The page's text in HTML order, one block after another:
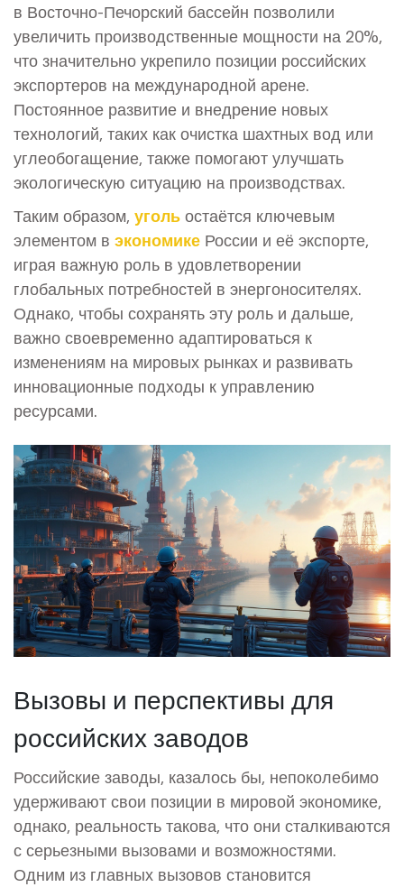
в Восточно-Печорский бассейн позволили
увеличить производственные мощности на 20%,
что значительно укрепило позиции российских
экспортеров на международной арене.
Постоянное развитие и внедрение новых
технологий, таких как очистка шахтных вод или
углеобогащение, также помогают улучшать
экологическую ситуацию на производствах.
Таким образом, уголь остаётся ключевым
элементом в экономике России и её экспорте,
играя важную роль в удовлетворении
глобальных потребностей в энергоносителях.
Однако, чтобы сохранять эту роль и дальше,
важно своевременно адаптироваться к
изменениям на мировых рынках и развивать
инновационные подходы к управлению
ресурсами.
Вызовы и перспективы для
российских заводов
Российские заводы, казалось бы, непоколебимо
удерживают свои позиции в мировой экономике,
однако, реальность такова, что они сталкиваются
с серьезными вызовами и возможностями.
Одним из главных вызовов становится